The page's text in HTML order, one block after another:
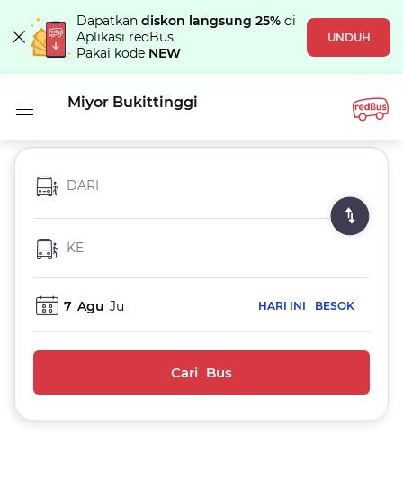
Dapatkan diskon langsung 25% di
Aplikasi redBus.
Pakai kode NEW
UNDUH
Miyor Bukittinggi
DARI
KE
7 Agu Ju HARI INI BESOK
Cari Bus